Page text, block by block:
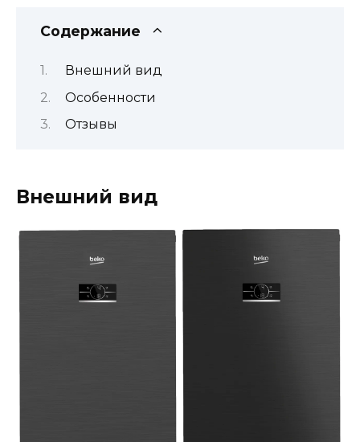
Содержание
Внешний вид
Особенности
Отзывы
Внешний вид